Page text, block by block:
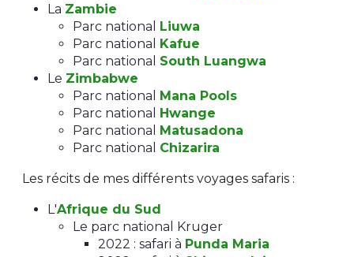
La Zambie
Parc national Liuwa
Parc national Kafue
Parc national South Luangwa
Le Zimbabwe
Parc national Mana Pools
Parc national Hwange
Parc national Matusadona
Parc national Chizarira
Les récits de mes différents voyages safaris :
L'Afrique du Sud
Le parc national Kruger
2022 : safari à Punda Maria